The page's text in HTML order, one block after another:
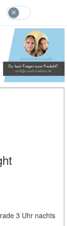
3 Uhr nachts